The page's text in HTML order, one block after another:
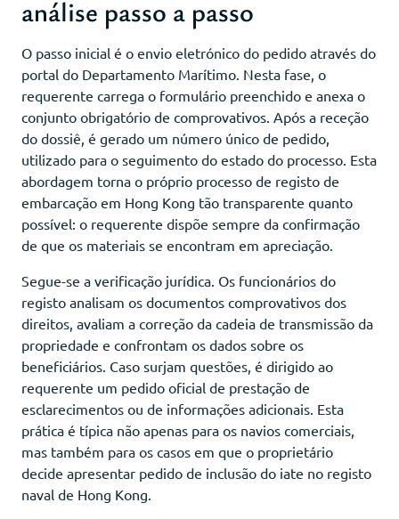
análise passo a passo
O passo inicial é o envio eletrónico do pedido através do
portal do Departamento Marítimo. Nesta fase, o
requerente carrega o formulário preenchido e anexa o
conjunto obrigatório de comprovativos. Após a receção
do dossiê, é gerado um número único de pedido,
utilizado para o seguimento do estado do processo. Esta
abordagem torna o próprio processo de registo de
embarcação em Hong Kong tão transparente quanto
possível: o requerente dispõe sempre da confirmação
de que os materiais se encontram em apreciação.
Segue-se a verificação jurídica. Os funcionários do
registo analisam os documentos comprovativos dos
direitos, avaliam a correção da cadeia de transmissão da
propriedade e confrontam os dados sobre os
beneficiários. Caso surjam questões, é dirigido ao
requerente um pedido oficial de prestação de
esclarecimentos ou de informações adicionais. Esta
prática é típica não apenas para os navios comerciais,
mas também para os casos em que o proprietário
decide apresentar pedido de inclusão do iate no registo
naval de Hong Kong.